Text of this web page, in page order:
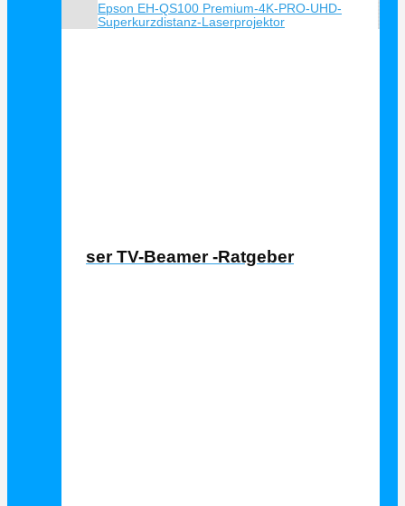
Epson EH-QS100 Premium-4K-PRO-UHD-
Superkurzdistanz-Laserprojektor
Laser TV-Beamer -Ratgeber